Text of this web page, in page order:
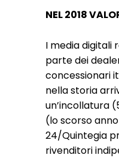
NEL 2018
I media digitali
parte dei
concessionari
nella storia
un’incollatura
(lo scorso
24/Quintegia
rivenditori